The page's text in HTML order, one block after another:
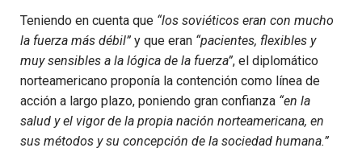
Teniendo en cuenta que “los soviéticos eran con mucho
la fuerza más débil” y que eran “pacientes, flexibles y
muy sensibles a la lógica de la fuerza”, el diplomático
norteamericano proponía la contención como línea de
acción a largo plazo, poniendo gran confianza “en la
salud y el vigor de la propia nación norteamericana, en
sus métodos y su concepción de la sociedad humana.”